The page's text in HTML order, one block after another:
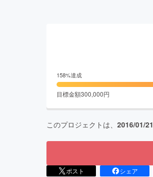
158%達成
目標金額300,000円
このプロジェクトは、 2016/01/21
ポスト シェア